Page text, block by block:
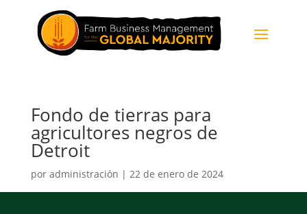
Fondo de tierras para
agricultores negros de
Detroit
por administración | 22 de enero de 2024